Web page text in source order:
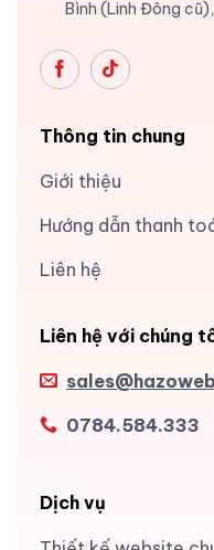
Bình (Linh Đông cũ),
Thông tin chung
Giới thiệu
Hướng dẫn thanh
Liên hệ
Liên hệ với chúng
0784.584.333
Dịch vụ